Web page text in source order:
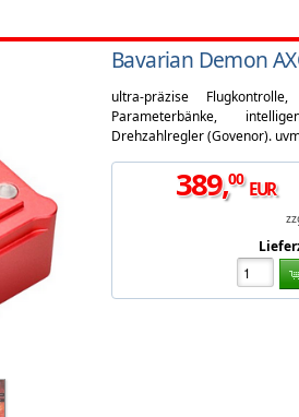
Bavarian Demon
ultra-präzise
Parameterbänke,
Drehzahlregler (Govenor).
389,00 EUR